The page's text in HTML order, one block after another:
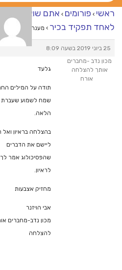
ראשי › פורומים › אתם שואלים –
לאחד תפקיד בכיר › מענה ל־מכון
25 ביוני 2019 בשעה 8:09
מכון נדב -מחברים
אותך להצלחה
אורח
גלעד
תודה על המילים
שמח לשמוע שעברת
הלאה.
בהצלחה בראיון
ליישם את הדברים
שהפסיכולוג אמר
לראיון.
מחזיק אצבעות
אבי הויזנר
מכון נדב-מחברים
להצלחה